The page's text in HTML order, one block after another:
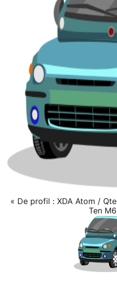
« De profil : XDA Atom /
Ten